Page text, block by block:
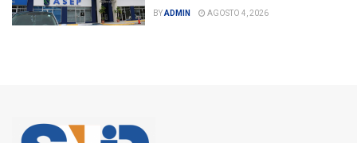
BYADMIN AGOSTO 4, 2026